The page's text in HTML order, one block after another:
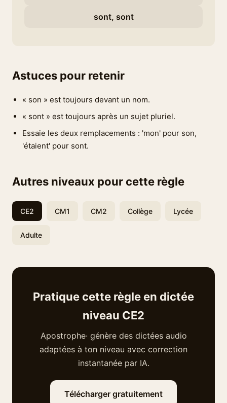
sont, sont
Astuces pour retenir
« son » est toujours devant un nom.
« sont » est toujours après un sujet pluriel.
Essaie les deux remplacements : 'mon' pour son,
'étaient' pour sont.
Autres niveaux pour cette règle
CE2 CM1 CM2 Collège Lycée
Adulte
Pratique cette règle en dictée
niveau CE2
Apostrophe· génère des dictées audio
adaptées à ton niveau avec correction
instantanée par IA.
Télécharger gratuitement